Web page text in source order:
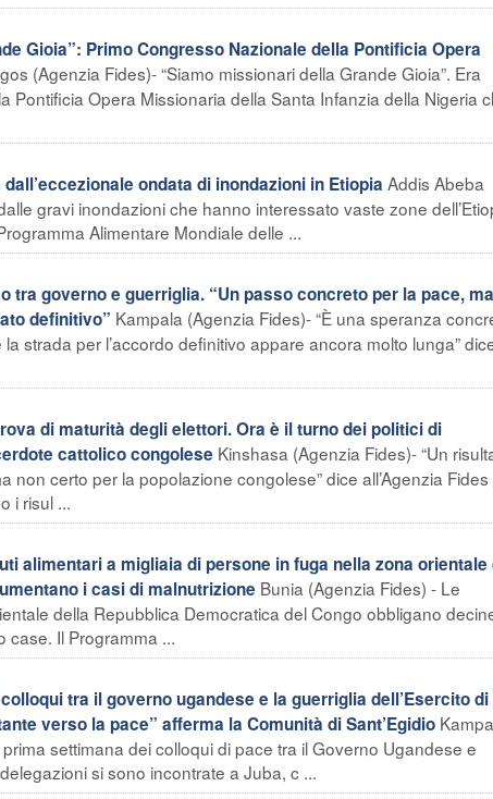
Gioia”: Primo Congresso Nazionale della Pontificia Opera
(Agenzia Fides)- “Siamo missionari della Grande Gioia”. Era
Pontificia Opera Missionaria della Santa Infanzia della Nigeria
ondata di inondazioni in Etiopia Addis Abeba
gravi inondazioni che hanno interessato vaste zone
Alimentare Mondiale delle ...
tra governo e guerriglia. “Un passo concreto per la pace, ma
definitivo” Kampala (Agenzia Fides)- “È una speranza
strada per l’accordo definitivo appare ancora molto lunga”
di maturità degli elettori. Ora è il turno dei politici di
cattolico congolese Kinshasa (Agenzia Fides)- “Un
certo per la popolazione congolese” dice all’Agenzia Fides
i risul ...
alimentari a migliaia di persone in fuga nella zona orientale
i casi di malnutrizione Bunia (Agenzia Fides) - Le
della Repubblica Democratica del Congo obbligano
case. Il Programma ...
tra il governo ugandese e la guerriglia dell’Esercito di
verso la pace” afferma la Comunità di Sant’Egidio
settimana dei colloqui di pace tra il Governo Ugandese e
si sono incontrate a Juba, c ...